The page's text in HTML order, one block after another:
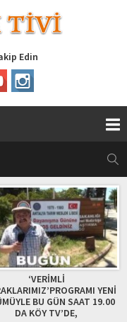
Edin
‘VERİMLİ
YENİ
BU GÜN SAAT 19.00
DA KÖY TV’DE,